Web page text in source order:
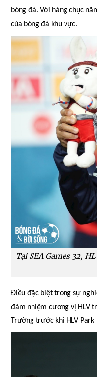
bóng đá. Với hàng chục
của bóng đá khu vực.
Tại SEA Games 32,
Điều đặc biệt trong sự
đảm nhiệm cương vị HLV
Trường trước khi HLV